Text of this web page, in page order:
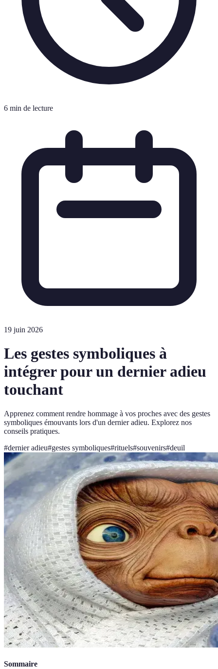
6 min de lecture
19 juin 2026
Les gestes symboliques à
intégrer pour un dernier adieu
touchant
Apprenez comment rendre hommage à vos proches avec des gestes
symboliques émouvants lors d'un dernier adieu. Explorez nos
conseils pratiques.
#dernier adieu#gestes symboliques#rituels#souvenirs#deuil
Sommaire